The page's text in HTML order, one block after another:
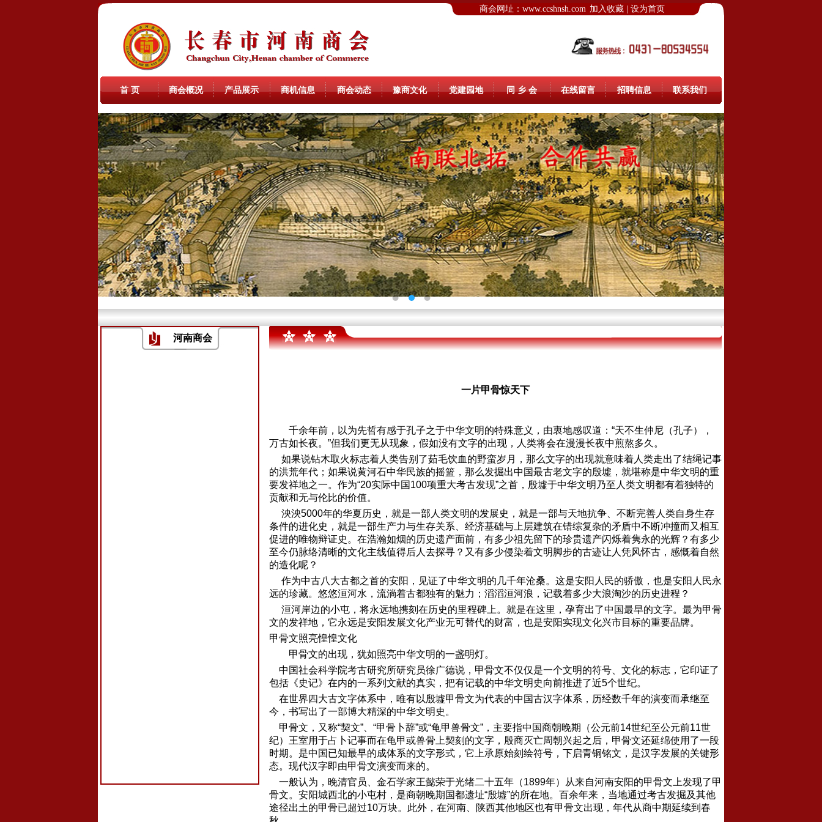
商会网址：www.ccshnsh.com 加入收藏 设为首页
首 页 商会概况 产品展示 商机信息 商会动态 豫商文化 党建园地 同 乡 会 在线留言 招聘信息 联系我们
河南商会
一片甲骨惊天下
千余年前，以为先哲有感于孔子之于中华文明的特殊意义，由衷地感叹道： “天不生仲尼（孔子），
万古如长夜。 ”但我们更无从现象，假如没有文字的出现，人类将会在漫漫长夜中煎熬多久。
如果说钻木取火标志着人类告别了茹毛饮血的野蛮岁月，那么文字的出现就意味着人类走出了结绳记事
的洪荒年代；如果说黄河石中华民族的摇篮，那么发掘出中国最古老文字的殷墟，就堪称是中华文明的重
要发祥地之一。作为“20实际中国100项重大考古发现”之首，殷墟于中华文明乃至人类文明都有着独特的
贡献和无与伦比的价值。
泱泱5000年的华夏历史，就是一部人类文明的发展史，就是一部与天地抗争、不断完善人类自身生存
条件的进化史，就是一部生产力与生存关系、经济基础与上层建筑在错综复杂的矛盾中不断冲撞而又相互
促进的唯物辩证史。在浩瀚如烟的历史遗产面前，有多少祖先留下的珍贵遗产闪烁着隽永的光辉？有多少
至今仍脉络清晰的文化主线值得后人去探寻？又有多少侵染着文明脚步的古迹让人凭风怀古，感慨着自然
的造化呢？
作为中古八大古都之首的安阳，见证了中华文明的几千年沧桑。这是安阳人民的骄傲，也是安阳人民永
远的珍藏。悠悠洹河水，流淌着古都独有的魅力；滔滔洹河浪，记载着多少大浪淘沙的历史进程？
洹河岸边的小屯，将永远地携刻在历史的里程碑上。就是在这里，孕育出了中国最早的文字。最为甲骨
文的发祥地，它永远是安阳发展文化产业无可替代的财富，也是安阳实现文化兴市目标的重要品牌。
甲骨文照亮惶惶文化
甲骨文的出现，犹如照亮中华文明的一盏明灯。
中国社会科学院考古研究所研究员徐广德说，甲骨文不仅仅是一个文明的符号、文化的标志，它印证了
包括《史记》在内的一系列文献的真实，把有记载的中华文明史向前推进了近5个世纪。
在世界四大古文字体系中，唯有以殷墟甲骨文为代表的中国古汉字体系，历经数千年的演变而承继至
今，书写出了一部博大精深的中华文明史。
甲骨文，又称“契文” “甲骨卜辞”或“龟甲兽骨文” ，主要指中国商朝晚期（公元前14世纪至公元前11世
纪）王室用于占卜记事而在龟甲或兽骨上契刻的文字，殷商灭亡周朝兴起之后，甲骨文还延绵使用了一段
时期。是中国已知最早的成体系的文字形式，它上承原始刻绘符号，下启青铜铭文，是汉字发展的关键形
态。现代汉字即由甲骨文演变而来的。
一般认为，晚清官员、金石学家王懿荣于光绪二十五年（1899年）从来自河南安阳的甲骨文上发现了甲
骨文。安阳城西北的小屯村，是商朝晚期国都遗址“殷墟”的所在地。百余年来，当地通过考古发掘及其他
途径出土的甲骨已超过10万块。此外，在河南、陕西其他地区也有甲骨文出现，年代从商中期延续到春